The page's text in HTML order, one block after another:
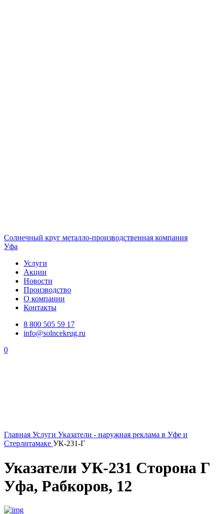
Солнечный круг металло-производственная компания
Уфа
Услуги
Акции
Новости
Производство
О компании
Контакты
8 800 505 59 17
info@solncekrug.ru
0
Главная Услуги Указатели - наружная реклама в Уфе и
Стерлитамаке УК-231-Г
Указатели УК-231 Сторона Г
Уфа, Рабкоров, 12